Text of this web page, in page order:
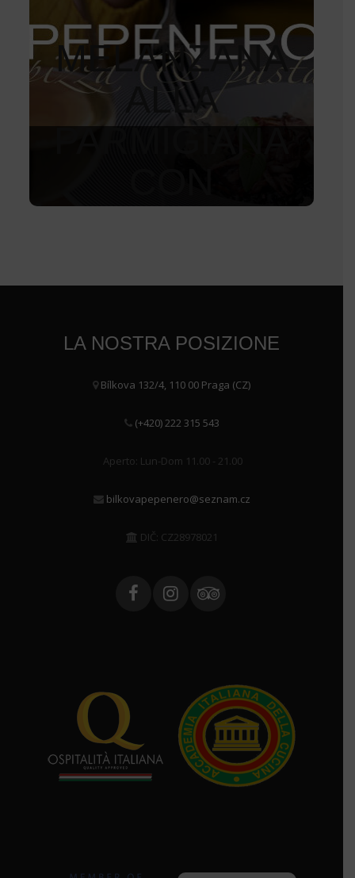
150
MELANZANA
ALLA
LA NOSTRA POSIZIONE
Bílkova 132/4, 110 00 Praga (CZ)
(+420) 222 315 543
Aperto: Lun-Dom 11.00 - 21.00
bilkovapepenero@seznam.cz
DIČ: CZ28978021